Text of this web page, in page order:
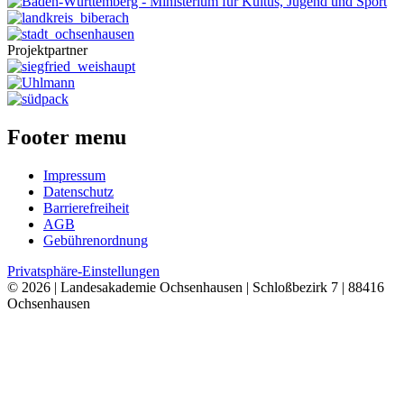
Projektpartner
Footer menu
Impressum
Datenschutz
Barrierefreiheit
AGB
Gebührenordnung
Privatsphäre-Einstellungen
© 2026 | Landesakademie Ochsenhausen | Schloßbezirk 7 | 88416
Ochsenhausen